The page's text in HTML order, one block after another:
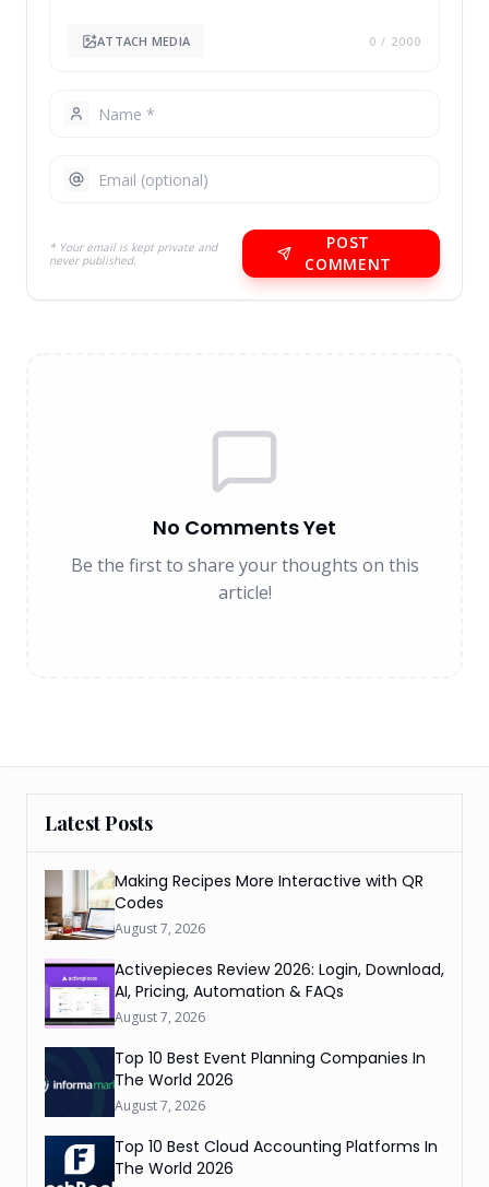
ATTACH MEDIA 0 / 2000
* Your email is kept private and
never published.
POST
COMMENT
No Comments Yet
Be the first to share your thoughts on this
article!
Latest Posts
Making Recipes More Interactive with QR
Codes
August 7, 2026
Activepieces Review 2026: Login, Download,
AI, Pricing, Automation & FAQs
August 7, 2026
Top 10 Best Event Planning Companies In
The World 2026
August 7, 2026
Top 10 Best Cloud Accounting Platforms In
The World 2026